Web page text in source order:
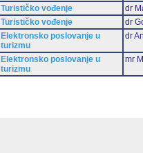
Turističko vođenje
dr
Turističko vođenje
dr
Elektronsko poslovanje u
turizmu
dr
Elektronsko poslovanje u
turizmu
mr